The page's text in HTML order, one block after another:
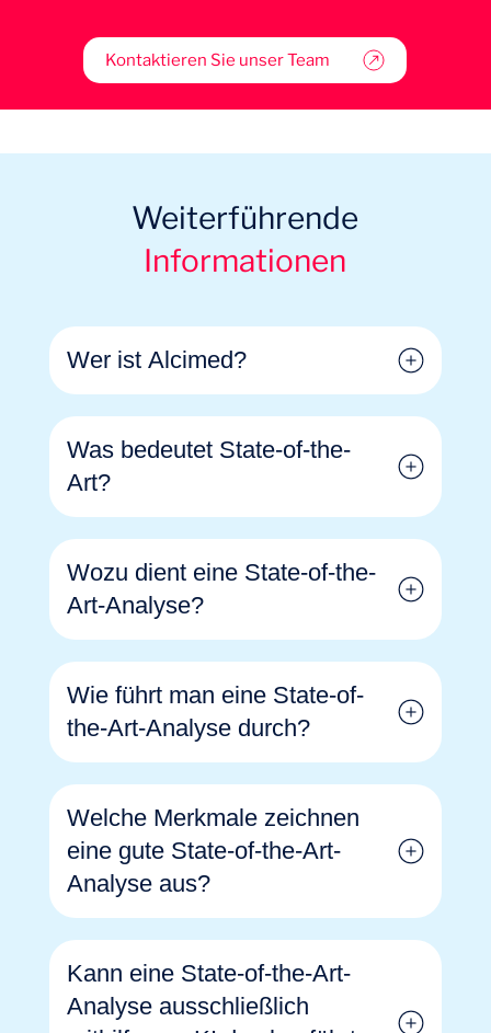
Kontaktieren Sie unser Team
Weiterführende
Informationen
Wer ist Alcimed?
Was bedeutet State-of-the-
Art?
Wozu dient eine State-of-the-
Art-Analyse?
Trends und den aktuellen
Wissensstand in einem bestimmten
Bereich zu einem bestimmten
Lösungsansätze und potenzielle
Partner im Wissenschaftsbereich oder
Wie führt man eine State-of-
the-Art-Analyse durch?
Welche Merkmale zeichnen
eine gute State-of-the-Art-
Analyse aus?
Kann eine State-of-the-Art-
Analyse ausschließlich